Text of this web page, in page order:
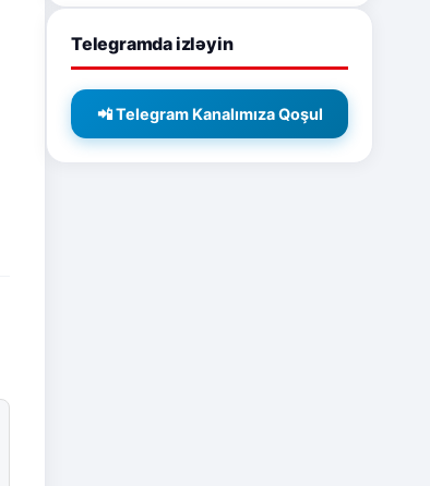
Telegramda izləyin
📲 Telegram Kanalımıza Qoşul